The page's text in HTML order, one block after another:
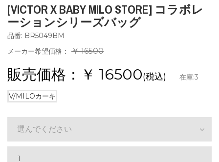
[VICTOR X BABY MILO STORE] コラボレ
ーションシリーズバッグ
品番: BR5049BM
メーカー希望価格：
￥ 16500
販売価格：￥ 16500(税込) 在庫:3
V/MILOカーキ
選んでください